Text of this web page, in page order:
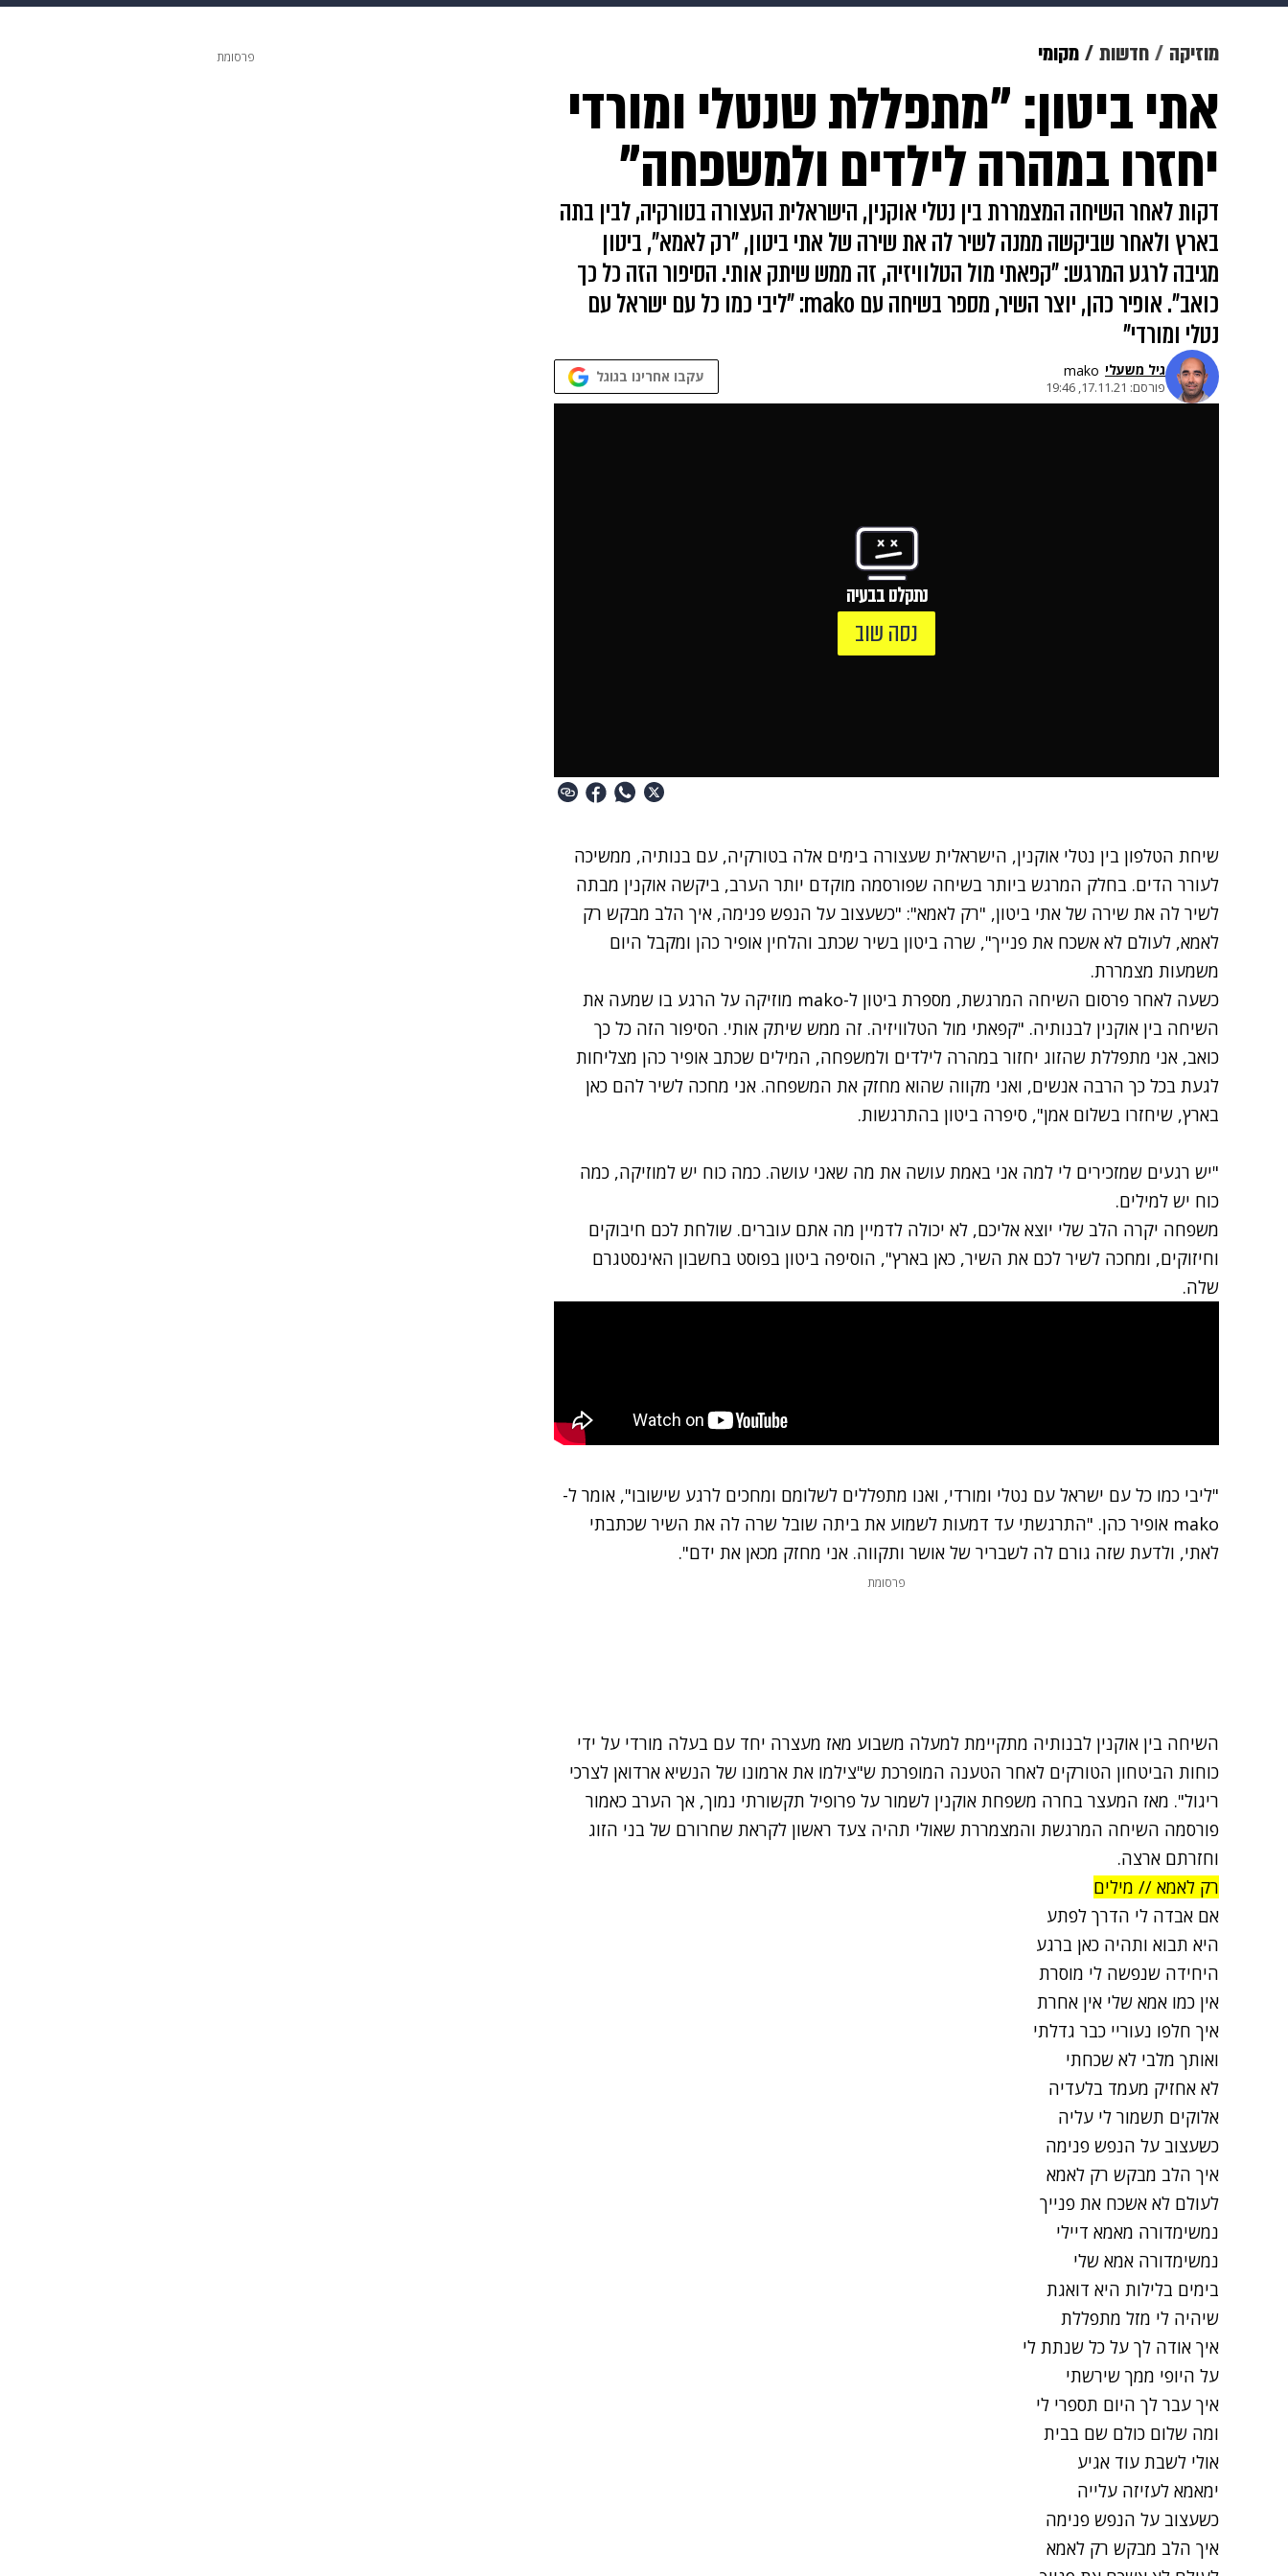
מוזיקה
דיגיטל גאווה ויוה משפט תשעה חודשים מתכונים פרויקטים מיוחדים
מוזיקה חדשות מקומי
אתי ביטון: "מתפללת שנטלי ומורדי
יחזרו במהרה לילדים ולמשפחה"
דקות לאחר השיחה המצמררת בין נטלי אוקנין, הישראלית העצורה בטורקיה, לבין בתה
בארץ ולאחר שביקשה ממנה לשיר לה את שירה של אתי ביטון, "רק לאמא", ביטון
מגיבה לרגע המרגש: "קפאתי מול הטלוויזיה, זה ממש שיתק אותי. הסיפור הזה כל כך
כואב". אופיר כהן, יוצר השיר, מספר בשיחה עם mako: "ליבי כמו כל עם ישראל עם
נטלי ומורדי"
גיל משעלי mako
פורסם: 17.11.21, 19:46
עקבו אחרינו בגוגל
נתקלנו בבעיה
נסה שוב
שיחת הטלפון בין נטלי אוקנין, הישראלית שעצורה בימים אלה בטורקיה, עם בנותיה, ממשיכה
לעורר הדים. בחלק המרגש ביותר בשיחה שפורסמה מוקדם יותר הערב, ביקשה אוקנין מבתה
לשיר לה את שירה של אתי ביטון, "רק לאמא": "כשעצוב על הנפש פנימה, איך הלב מבקש רק
לאמא, לעולם לא אשכח את פנייך", שרה ביטון בשיר שכתב והלחין אופיר כהן ומקבל היום
משמעות מצמררת.
כשעה לאחר פרסום השיחה המרגשת, מספרת ביטון ל-mako מוזיקה על הרגע בו שמעה את
השיחה בין אוקנין לבנותיה. "קפאתי מול הטלוויזיה. זה ממש שיתק אותי. הסיפור הזה כל כך
כואב, אני מתפללת שהזוג יחזור במהרה לילדים ולמשפחה, המילים שכתב אופיר כהן מצליחות
לגעת בכל כך הרבה אנשים, ואני מקווה שהוא מחזק את המשפחה. אני מחכה לשיר להם כאן
בארץ, שיחזרו בשלום אמן", סיפרה ביטון בהתרגשות.
"יש רגעים שמזכירים לי למה אני באמת עושה את מה שאני עושה. כמה כוח יש למוזיקה, כמה
כוח יש למילים.
משפחה יקרה הלב שלי יוצא אליכם, לא יכולה לדמיין מה אתם עוברים. שולחת לכם חיבוקים
וחיזוקים, ומחכה לשיר לכם את השיר, כאן בארץ", הוסיפה ביטון בפוסט בחשבון האינסטגרם
שלה.
"ליבי כמו כל עם ישראל עם נטלי ומורדי, ואנו מתפללים לשלומם ומחכים לרגע שישובו", אומר ל-
mako אופיר כהן. "התרגשתי עד דמעות לשמוע את ביתה שובל שרה לה את השיר שכתבתי
לאתי, ולדעת שזה גורם לה לשבריר של אושר ותקווה. אני מחזק מכאן את ידם".
פרסומת
השיחה בין אוקנין לבנותיה מתקיימת למעלה משבוע מאז מעצרה יחד עם בעלה מורדי על ידי
כוחות הביטחון הטורקים לאחר הטענה המופרכת ש"צילמו את ארמונו של הנשיא ארדואן לצרכי
ריגול". מאז המעצר בחרה משפחת אוקנין לשמור על פרופיל תקשורתי נמוך, אך הערב כאמור
פורסמה השיחה המרגשת והמצמררת שאולי תהיה צעד ראשון לקראת שחרורם של בני הזוג
וחזרתם ארצה.
רק לאמא // מילים
אם אבדה לי הדרך לפתע
היא תבוא ותהיה כאן ברגע
היחידה שנפשה לי מוסרת
אין כמו אמא שלי אין אחרת
איך חלפו נעוריי כבר גדלתי
ואותך מלבי לא שכחתי
לא אחזיק מעמד בלעדיה
אלוקים תשמור לי עליה
כשעצוב על הנפש פנימה
איך הלב מבקש רק לאמא
לעולם לא אשכח את פנייך
נמשימדורה מאמא דיילי
נמשימדורה אמא שלי
בימים בלילות היא דואגת
שיהיה לי מזל מתפללת
איך אודה לך על כל שנתת לי
על היופי ממך שירשתי
איך עבר לך היום תספרי לי
ומה שלום כולם שם בבית
אולי לשבת עוד אגיע
ימאמא לעזיזה עלייה
כשעצוב על הנפש פנימה
איך הלב מבקש רק לאמא
פרסומת